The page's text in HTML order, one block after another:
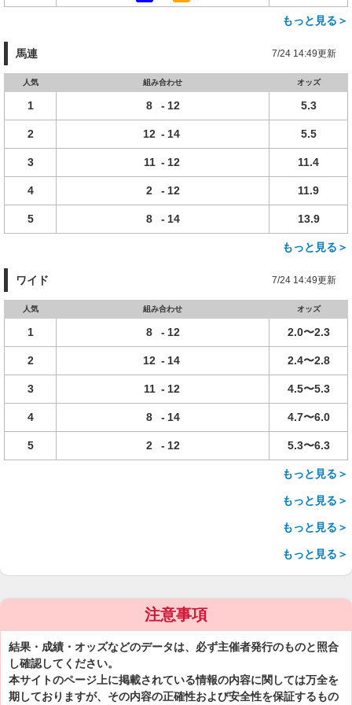
もっと見る＞
馬連 7/24 14:49更新
人気 組み合わせ オッズ
1 8 - 12 5.3
2 12 - 14 5.5
3 11 - 12 11.4
4 2 - 12 11.9
5 8 - 14 13.9
もっと見る＞
ワイド 7/24 14:49更新
人気 組み合わせ オッズ
1 8 - 12 2.0〜2.3
2 12 - 14 2.4〜2.8
3 11 - 12 4.5〜5.3
4 8 - 14 4.7〜6.0
5 2 - 12 5.3〜6.3
もっと見る＞
もっと見る＞
もっと見る＞
もっと見る＞
注意事項
結果・成績・オッズなどのデータは、必ず主催者発行のものと照合
し確認してください。
本サイトのページ上に掲載されている情報の内容に関しては万全を
期しておりますが、その内容の正確性および安全性を保証するもの